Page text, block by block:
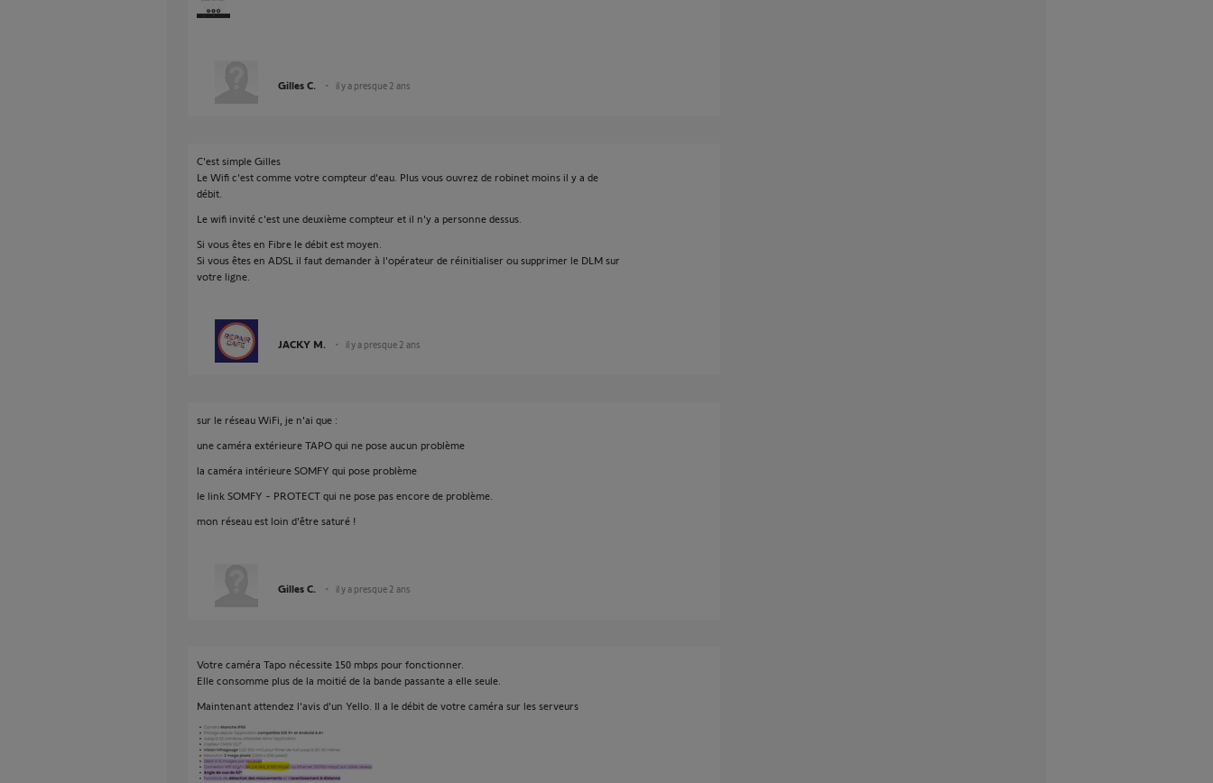
Gilles C. il y a presque 2 ans
C'est simple Gilles
Le Wifi c'est comme votre compteur d'eau. Plus vous ouvrez de robinet moins il y a de
débit.
Le wifi invité c'est une deuxième compteur et il n'y a personne dessus.
Si vous êtes en Fibre le débit est moyen.
Si vous êtes en ADSL il faut demander à l'opérateur de réinitialiser ou supprimer le DLM sur
votre ligne.
JACKY M. il y a presque 2 ans
sur le réseau WiFi, je n'ai que :
une caméra extérieure TAPO qui ne pose aucun problème
la caméra intérieure SOMFY qui pose problème
le link SOMFY - PROTECT qui ne pose pas encore de problème.
mon réseau est loin d'être saturé !
Gilles C. il y a presque 2 ans
Votre caméra Tapo nécessite 150 mbps pour fonctionner.
Elle consomme plus de la moitié de la bande passante a elle seule.
Maintenant attendez l'avis d'un Yello. Il a le débit de votre caméra sur les serveurs